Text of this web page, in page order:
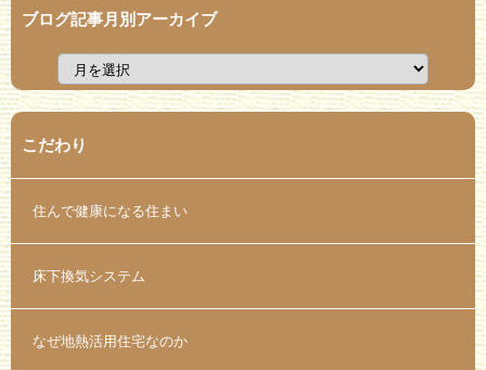
ブログ記事月別アーカイブ
こだわり
住んで健康になる住まい
床下換気システム
なぜ地熱活用住宅なのか